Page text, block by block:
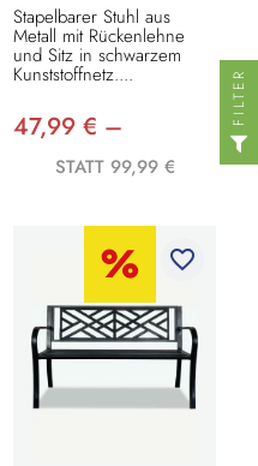
Stapelbarer Stuhl aus
Metall mit Rückenlehne
und Sitz in schwarzem
Kunststoffnetz....
47,99 € –
STATT 99,99 €
favorite_border
FILTER